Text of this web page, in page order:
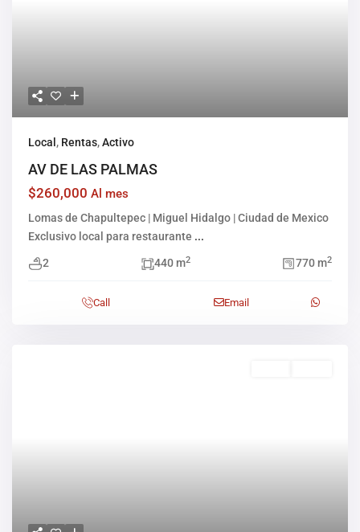
Local , Rentas,Activo
AV DE LAS PALMAS
$260,000 Al mes
Lomas de Chapultepec | Miguel Hidalgo | Ciudad de Mexico
Exclusivo local para restaurante ...
2 440 m2 770 m2
Call Email